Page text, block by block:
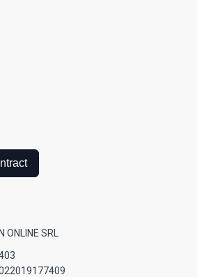
ONLINE SRL